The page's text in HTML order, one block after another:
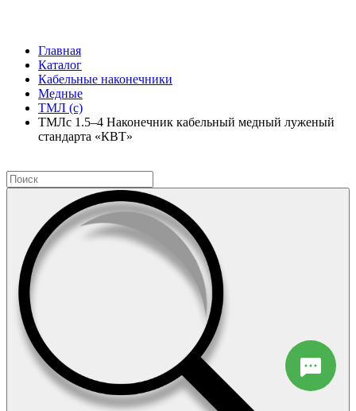
Главная
Каталог
Кабельные наконечники
Медные
ТМЛ (с)
ТМЛс 1.5–4 Наконечник кабельный медный луженый
стандарта «КВТ»